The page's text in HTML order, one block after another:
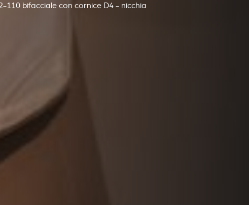
110 bifacciale con cornice D4 - nicchia